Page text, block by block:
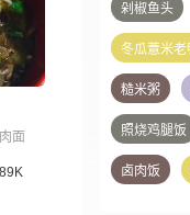
面
剁椒鱼头
冬瓜薏米老
糙米粥
照烧鸡腿饭
卤肉饭